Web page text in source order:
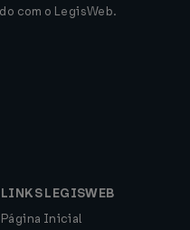
com o LegisWeb.
LINKS LEGISWEB
Página Inicial